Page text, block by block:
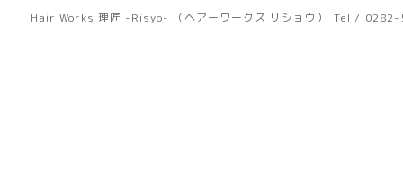
Hair Works 理匠 -Risyo- （ヘアーワークス リショウ） Tel /